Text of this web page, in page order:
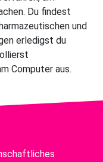
Du findest
und
erledigst du
Computer aus.